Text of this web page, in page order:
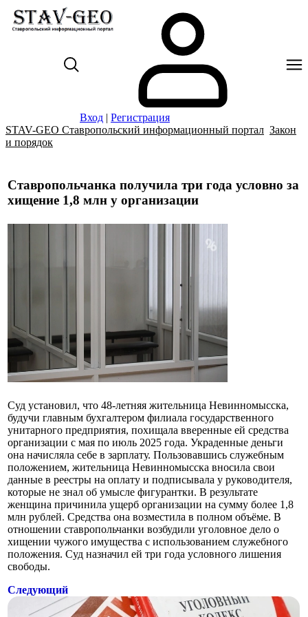
Вход | Регистрация
STAV-GEO Ставропольский информационный портал Закон
и порядок
Ставропольчанка получила три года условно за
хищение 1,8 млн у организации
Суд установил, что 48-летняя жительница Невинномысска,
будучи главным бухгалтером филиала государственного
унитарного предприятия, похищала вверенные ей средства
организации с мая по июль 2025 года. Украденные деньги
она начисляла себе в зарплату. Пользовавшись служебным
положением, жительница Невинномысска вносила свои
данные в реестры на оплату и подписывала у руководителя,
которые не знал об умысле фигурантки. В результате
женщина причинила ущерб организации на сумму более 1,8
млн рублей. Средства она возместила в полном объёме. В
отношении ставропольчанки возбудили уголовное дело о
хищении чужого имущества с использованием служебного
положения. Суд назначил ей три года условного лишения
свободы.
Следующий